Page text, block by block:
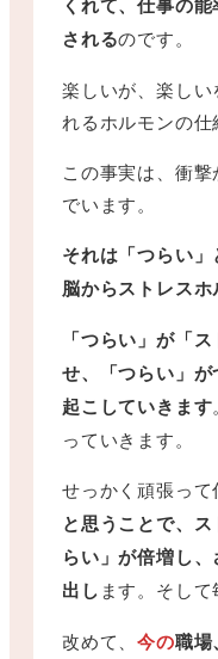
されるのです。
楽しいが、楽し
れるホルモンの仕
この事実は、衝
でいます。
それは「つらい」
脳からストレスホ
「つらい」が「
せ、「つらい」
起こしていきます
っていきます。
せっかく頑張っ
と思うことで、
らい」が倍増し
出し ます。そして
改めて、今の職場